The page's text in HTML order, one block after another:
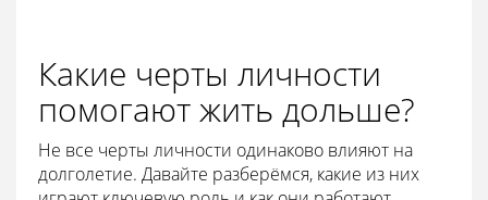
Какие черты личности
помогают жить дольше?
Не все черты личности одинаково влияют на
долголетие. Давайте разберёмся, какие из них